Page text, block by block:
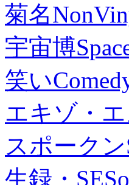
菊名
宇宙博
笑い
エキゾ・エ
スポークン
生録・SE